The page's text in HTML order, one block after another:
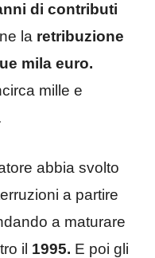
di contributi
la retribuzione
mila euro.
mille e
abbia svolto
a partire
a maturare
il 1995. E poi gli